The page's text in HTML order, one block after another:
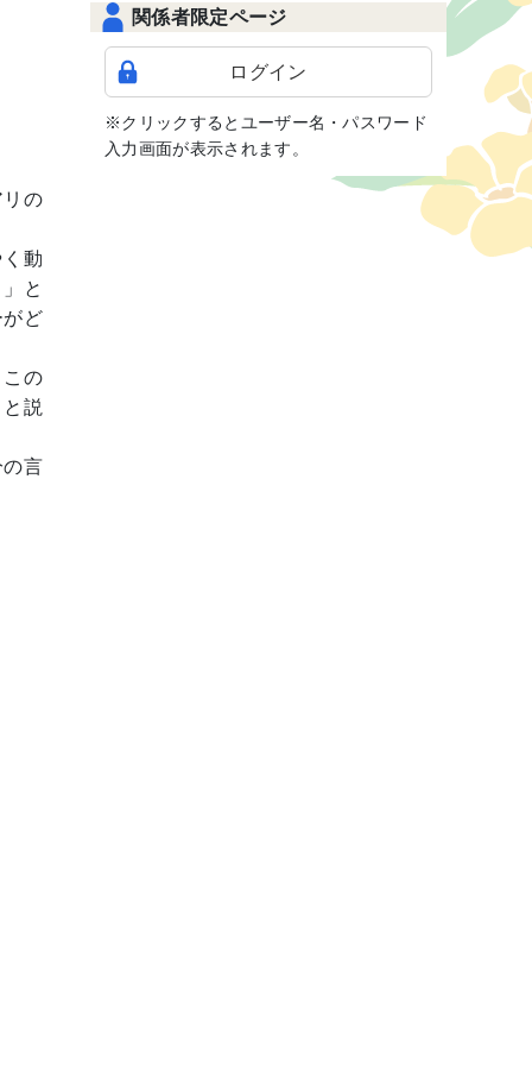
の
動
と
ど
の
説
言
関係者限定ページ
ログイン
※クリックするとユーザー名・パスワード
入力画面が表示されます。